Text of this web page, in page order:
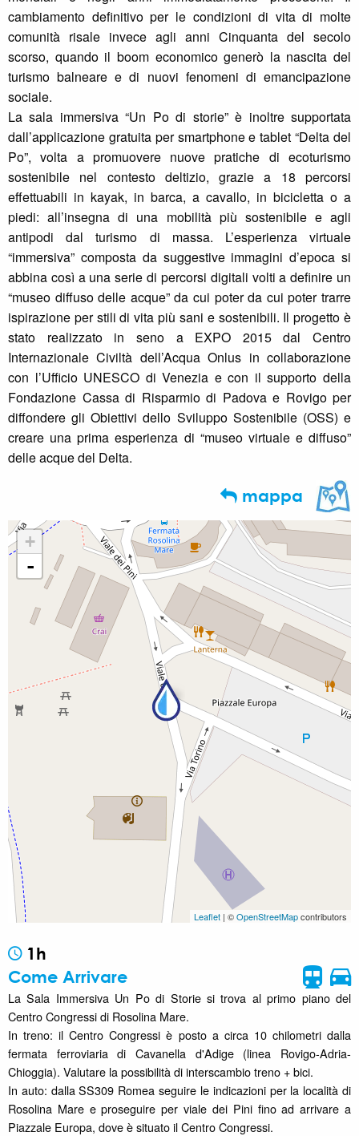
cambiamento definitivo per le condizioni di vita di molte
comunità risale invece agli anni Cinquanta del secolo
scorso, quando il boom economico generò la nascita del
turismo balneare e di nuovi fenomeni di emancipazione
sociale.
La sala immersiva “Un Po di storie” è inoltre supportata
dall’applicazione gratuita per smartphone e tablet “Delta del
Po”, volta a promuovere nuove pratiche di ecoturismo
sostenibile nel contesto deltizio, grazie a 18 percorsi
effettuabili in kayak, in barca, a cavallo, in bicicletta o a
piedi: all’insegna di una mobilità più sostenibile e agli
antipodi dal turismo di massa. L’esperienza virtuale
“immersiva” composta da suggestive immagini d’epoca si
abbina così a una serie di percorsi digitali volti a definire un
“museo diffuso delle acque” da cui poter da cui poter trarre
ispirazione per stili di vita più sani e sostenibili. Il progetto è
stato realizzato in seno a EXPO 2015 dal Centro
Internazionale Civiltà dell’Acqua Onlus in collaborazione
con l’Ufficio UNESCO di Venezia e con il supporto della
Fondazione Cassa di Risparmio di Padova e Rovigo per
diffondere gli Obiettivi dello Sviluppo Sostenibile (OSS) e
creare una prima esperienza di “museo virtuale e diffuso”
delle acque del Delta.
mappa
+
-
Leaflet | ©OpenStreetMapcontributors
1h
Come Arrivare
La Sala Immersiva Un Po di Storie si trova al primo piano del
Centro Congressi di Rosolina Mare.
In treno: il Centro Congressi è posto a circa 10 chilometri dalla
fermata ferroviaria di Cavanella d'Adige (linea Rovigo-Adria-
Chioggia). Valutare la possibilità di interscambio treno + bici.
In auto: dalla SS309 Romea seguire le indicazioni per la località di
Rosolina Mare e proseguire per viale dei Pini fino ad arrivare a
Piazzale Europa, dove è situato il Centro Congressi.